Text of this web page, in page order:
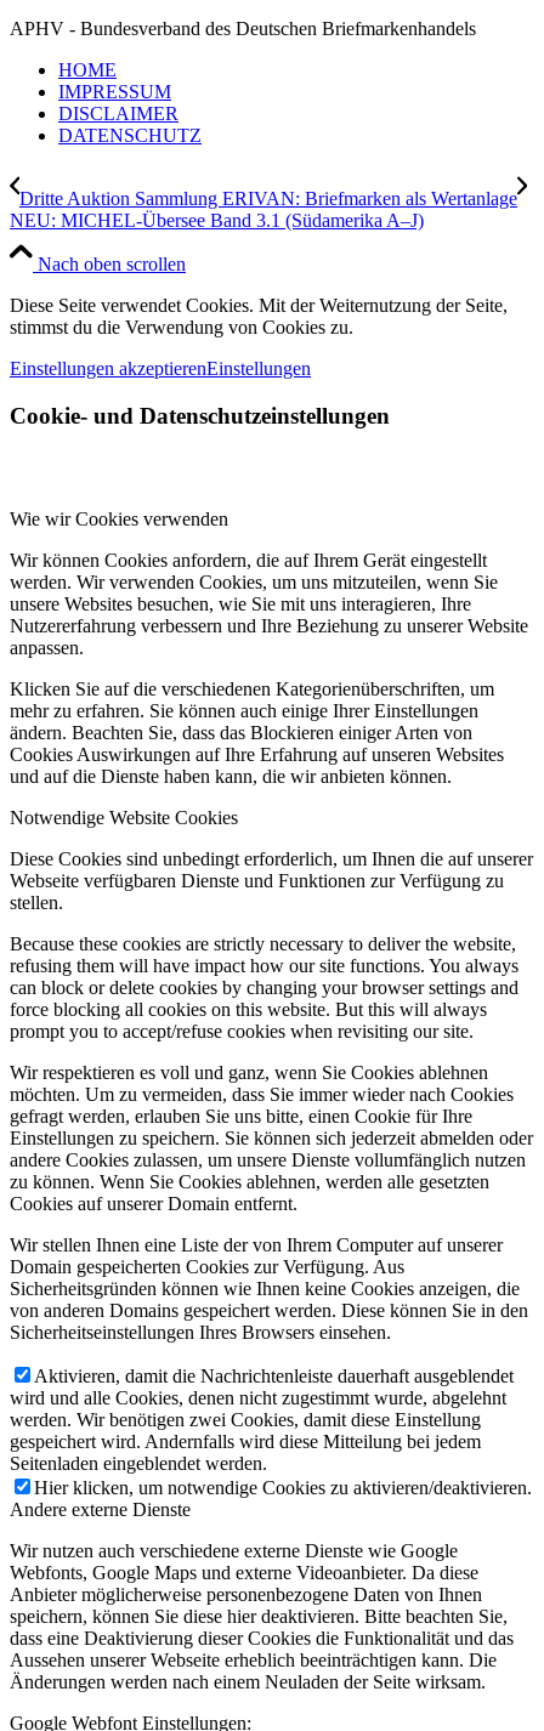
APHV - Bundesverband des Deutschen Briefmarkenhandels
HOME
IMPRESSUM
DISCLAIMER
DATENSCHUTZ
Dritte Auktion Sammlung ERIVAN: Briefmarken als Wertanlage
NEU: MICHEL-Übersee Band 3.1 (Südamerika A–J)
Nach oben scrollen
Diese Seite verwendet Cookies. Mit der Weiternutzung der Seite,
stimmst du die Verwendung von Cookies zu.
Einstellungen akzeptierenEinstellungen
Cookie- und Datenschutzeinstellungen
Wie wir Cookies verwenden
Wir können Cookies anfordern, die auf Ihrem Gerät eingestellt
werden. Wir verwenden Cookies, um uns mitzuteilen, wenn Sie
unsere Websites besuchen, wie Sie mit uns interagieren, Ihre
Nutzererfahrung verbessern und Ihre Beziehung zu unserer Website
anpassen.
Klicken Sie auf die verschiedenen Kategorienüberschriften, um
mehr zu erfahren. Sie können auch einige Ihrer Einstellungen
ändern. Beachten Sie, dass das Blockieren einiger Arten von
Cookies Auswirkungen auf Ihre Erfahrung auf unseren Websites
und auf die Dienste haben kann, die wir anbieten können.
Notwendige Website Cookies
Diese Cookies sind unbedingt erforderlich, um Ihnen die auf unserer
Webseite verfügbaren Dienste und Funktionen zur Verfügung zu
stellen.
Because these cookies are strictly necessary to deliver the website,
refusing them will have impact how our site functions. You always
can block or delete cookies by changing your browser settings and
force blocking all cookies on this website. But this will always
prompt you to accept/refuse cookies when revisiting our site.
Wir respektieren es voll und ganz, wenn Sie Cookies ablehnen
möchten. Um zu vermeiden, dass Sie immer wieder nach Cookies
gefragt werden, erlauben Sie uns bitte, einen Cookie für Ihre
Einstellungen zu speichern. Sie können sich jederzeit abmelden oder
andere Cookies zulassen, um unsere Dienste vollumfänglich nutzen
zu können. Wenn Sie Cookies ablehnen, werden alle gesetzten
Cookies auf unserer Domain entfernt.
Wir stellen Ihnen eine Liste der von Ihrem Computer auf unserer
Domain gespeicherten Cookies zur Verfügung. Aus
Sicherheitsgründen können wie Ihnen keine Cookies anzeigen, die
von anderen Domains gespeichert werden. Diese können Sie in den
Sicherheitseinstellungen Ihres Browsers einsehen.
Aktivieren, damit die Nachrichtenleiste dauerhaft ausgeblendet
wird und alle Cookies, denen nicht zugestimmt wurde, abgelehnt
werden. Wir benötigen zwei Cookies, damit diese Einstellung
gespeichert wird. Andernfalls wird diese Mitteilung bei jedem
Seitenladen eingeblendet werden.
Hier klicken, um notwendige Cookies zu aktivieren/deaktivieren.
Andere externe Dienste
Wir nutzen auch verschiedene externe Dienste wie Google
Webfonts, Google Maps und externe Videoanbieter. Da diese
Anbieter möglicherweise personenbezogene Daten von Ihnen
speichern, können Sie diese hier deaktivieren. Bitte beachten Sie,
dass eine Deaktivierung dieser Cookies die Funktionalität und das
Aussehen unserer Webseite erheblich beeinträchtigen kann. Die
Änderungen werden nach einem Neuladen der Seite wirksam.
Google Webfont Einstellungen: